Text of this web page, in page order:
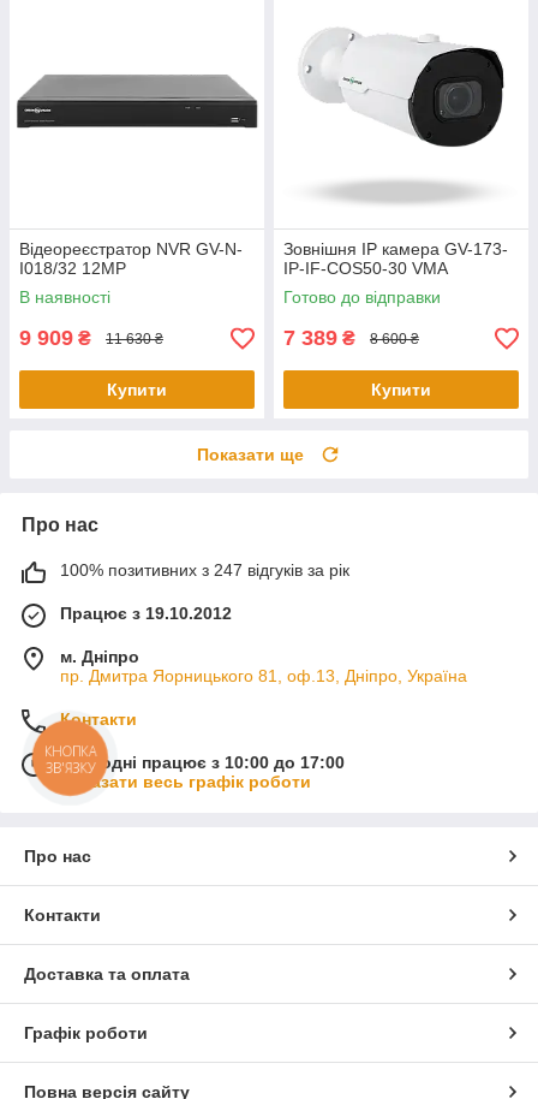
Відеореєстратор NVR GV-N-
I018/32 12MP
В наявності
9 909 ₴ 11 630 ₴
Купити
Зовнішня IP камера GV-173-
IP-IF-COS50-30 VMA
Готово до відправки
7 389 ₴ 8 600 ₴
Купити
Показати ще
Про нас
100% позитивних з 247 відгуків за рік
Працює з 19.10.2012
м. Дніпро
пр. Дмитра Яорницького 81, оф.13, Дніпро, Україна
Контакти
Сьогодні працює з 10:00 до 17:00
Показати весь графік роботи
Про нас
Контакти
Доставка та оплата
Графік роботи
Повна версія сайту
КНОПКА
ЗВ'ЯЗКУ